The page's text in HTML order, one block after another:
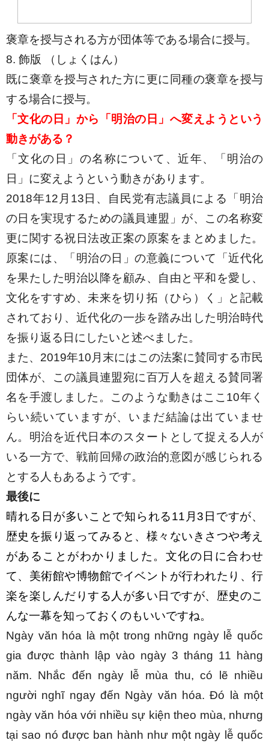
褒章を授与される方が団体等である場合に授与。
8. 飾版 （しょくはん）
既に褒章を授与された方に更に同種の褒章を授与
する場合に授与。
「文化の日」から「明治の日」へ変えようという
動きがある？
「文化の日」の名称について、近年、「明治の
日」に変えようという動きがあります。
2018年12月13日、自民党有志議員による「明治
の日を実現するための議員連盟」が、この名称変
更に関する祝日法改正案の原案をまとめました。
原案には、「明治の日」の意義について「近代化
を果たした明治以降を顧み、自由と平和を愛し、
文化をすすめ、未来を切り拓（ひら）く」と記載
されており、近代化の一歩を踏み出した明治時代
を振り返る日にしたいと述べました。
また、2019年10月末にはこの法案に賛同する市民
団体が、この議員連盟宛に百万人を超える賛同署
名を手渡しました。このような動きはここ10年く
らい続いていますが、いまだ結論は出ていませ
ん。明治を近代日本のスタートとして捉える人が
いる一方で、戦前回帰の政治的意図が感じられる
とする人もあるようです。
最後に
晴れる日が多いことで知られる11月3日ですが、
歴史を振り返ってみると、様々ないきさつや考え
があることがわかりました。文化の日に合わせ
て、美術館や博物館でイベントが行われたり、行
楽を楽しんだりする人が多い日ですが、歴史のこ
んな一幕を知っておくのもいいですね。
Ngày văn hóa là một trong những ngày lễ quốc
gia được thành lập vào ngày 3 tháng 11 hàng
năm. Nhắc đến ngày lễ mùa thu, có lẽ nhiều
người nghĩ ngay đến Ngày văn hóa. Đó là một
ngày văn hóa với nhiều sự kiện theo mùa, nhưng
tại sao nó được ban hành như một ngày lễ quốc